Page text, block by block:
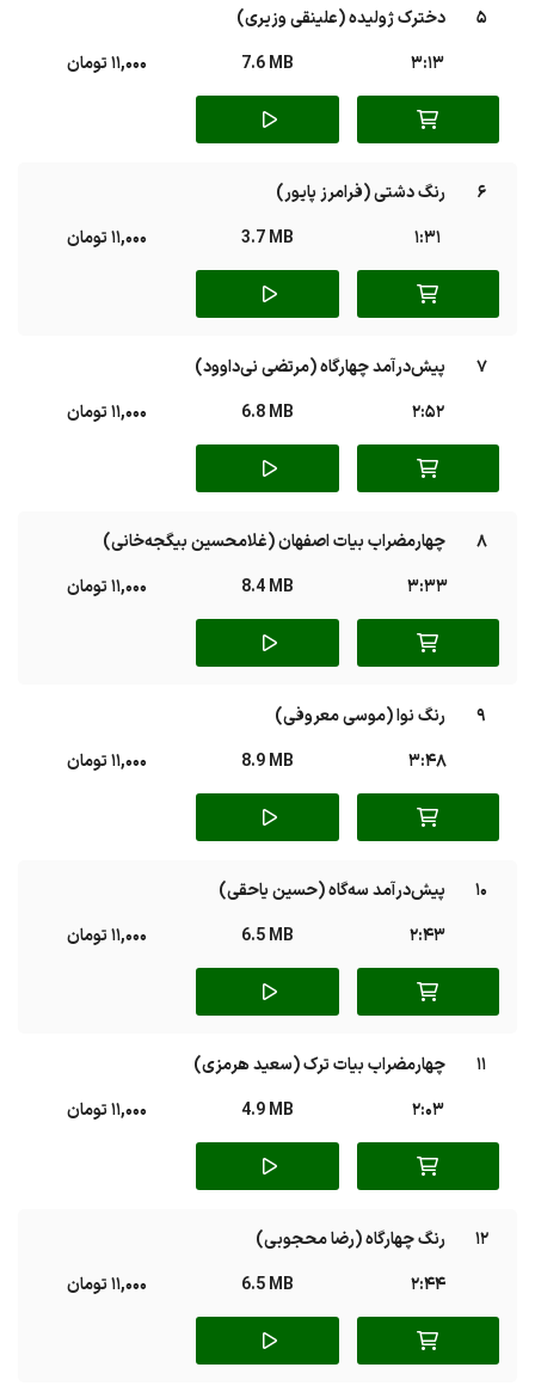
5
دخترک ژولیده (علینقی وزیری)
3:13
7.6 MB 11,000 تومان
6
رنگ دشتی (فرامرز پایور)
1:31
3.7 MB 11,000 تومان
7
پیش‌درآمد چهارگاه (مرتضی نی‌داوود)
2:52
6.8 MB 11,000 تومان
8
چهارمضراب بیات اصفهان (غلامحسین بیگجه‌خانی)
3:33
8.4 MB 11,000 تومان
9
رنگ نوا (موسی معروفی)
3:48
8.9 MB 11,000 تومان
10
پیش‌درآمد سه‌گاه (حسین یاحقی)
2:43
6.5 MB 11,000 تومان
11
چهارمضراب بیات ترک (سعید هرمزی)
2:03
4.9 MB 11,000 تومان
12
رنگ چهارگاه (رضا محجوبی)
2:44
6.5 MB 11,000 تومان